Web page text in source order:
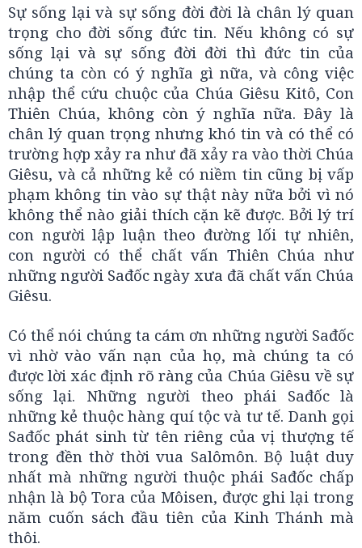
Sự sống lại và sự sống đời đời là chân lý quan
trọng cho đời sống đức tin. Nếu không có sự
sống lại và sự sống đời đời thì đức tin của
chúng ta còn có ý nghĩa gì nữa, và công việc
nhập thể cứu chuộc của Chúa Giêsu Kitô, Con
Thiên Chúa, không còn ý nghĩa nữa. Ðây là
chân lý quan trọng nhưng khó tin và có thể có
trường hợp xảy ra như đã xảy ra vào thời Chúa
Giêsu, và cả những kẻ có niềm tin cũng bị vấp
phạm không tin vào sự thật này nữa bởi vì nó
không thể nào giải thích cặn kẽ được. Bởi lý trí
con người lập luận theo đường lối tự nhiên,
con người có thể chất vấn Thiên Chúa như
những người Sađốc ngày xưa đã chất vấn Chúa
Giêsu.
Có thể nói chúng ta cám ơn những người Sađốc
vì nhờ vào vấn nạn của họ, mà chúng ta có
được lời xác định rõ ràng của Chúa Giêsu về sự
sống lại. Những người theo phái Sađốc là
những kẻ thuộc hàng quí tộc và tư tế. Danh gọi
Sađốc phát sinh từ tên riêng của vị thượng tế
trong đền thờ thời vua Salômôn. Bộ luật duy
nhất mà những người thuộc phái Sađốc chấp
nhận là bộ Tora của Môisen, được ghi lại trong
năm cuốn sách đầu tiên của Kinh Thánh mà
thôi.